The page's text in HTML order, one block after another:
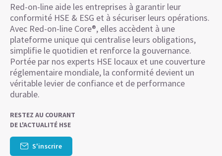
Red-on-line aide les entreprises à garantir leur
conformité HSE & ESG et à sécuriser leurs opérations.
Avec Red-on-line Core®, elles accèdent à une
plateforme unique qui centralise leurs obligations,
simplifie le quotidien et renforce la gouvernance.
Portée par nos experts HSE locaux et une couverture
réglementaire mondiale, la conformité devient un
véritable levier de confiance et de performance
durable.
RESTEZ AU COURANT
DE L'ACTUALITÉ HSE
S'inscrire